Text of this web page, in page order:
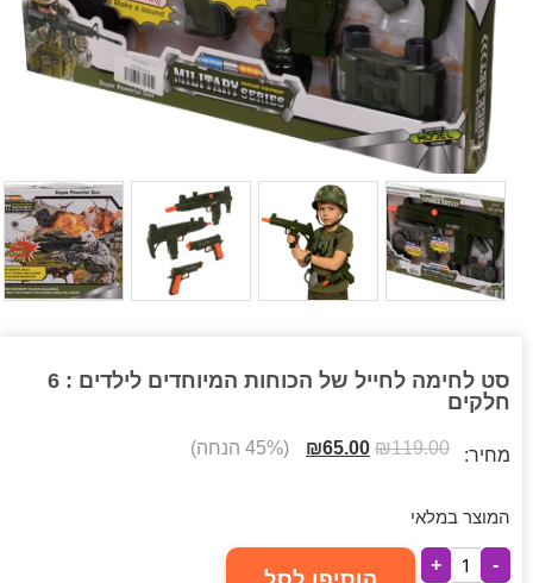
סט לחימה לחייל של הכוחות המיוחדים לילדים : 6
חלקים
מחיר: ₪119.00
₪65.00 (45% הנחה)
המוצר במלאי
-
+